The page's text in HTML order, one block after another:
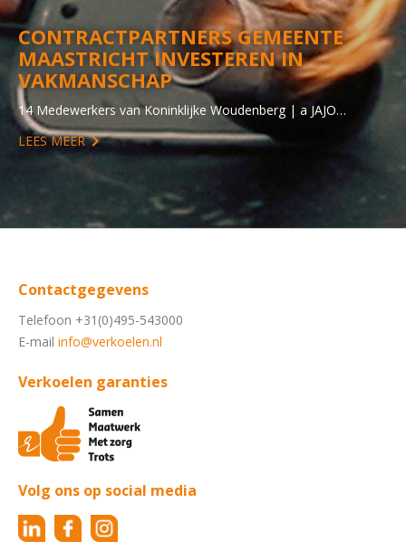
CONTRACTPARTNERS GEMEENTE
MAASTRICHT INVESTEREN IN
VAKMANSCHAP
14 Medewerkers van Koninklijke Woudenberg | a JAJO…
LEES MEER
Contactgegevens
Telefoon +31(0)495-543000
E-mail info@verkoelen.nl
Verkoelen garanties
Volg ons op social media